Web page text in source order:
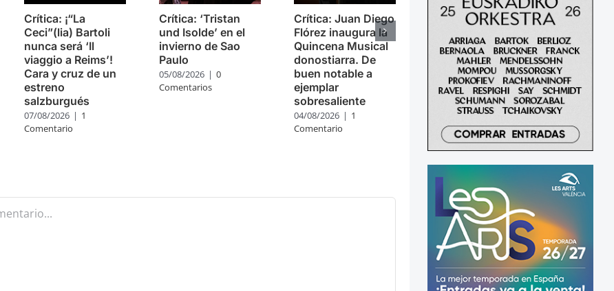
Crítica: ¡“La
Ceci”(lia) Bartoli
nunca será ‘Il
viaggio a Reims’!
Cara y cruz de un
estreno
salzburgués
07/08/2026 | 1
Comentario
Crítica: ‘Tristan
und Isolde’ en el
invierno de Sao
Paulo
05/08/2026 | 0
Comentarios
Crítica: Juan Diego
Flórez inaugura la
Quincena Musical
donostiarra. De
buen notable a
ejemplar
sobresaliente
04/08/2026 | 1
Comentario